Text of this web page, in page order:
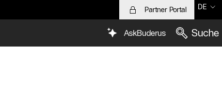
Partner Portal DE
AskBuderus Suche